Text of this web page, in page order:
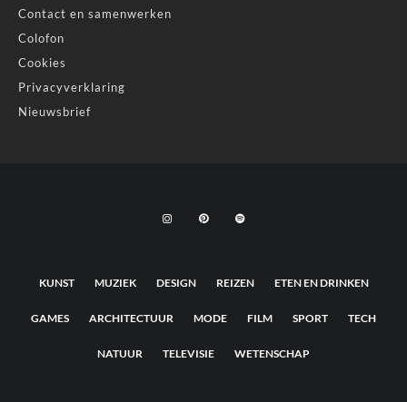
Contact en samenwerken
Colofon
Cookies
Privacyverklaring
Nieuwsbrief
KUNST MUZIEK DESIGN REIZEN ETEN EN DRINKEN
GAMES ARCHITECTUUR MODE FILM SPORT TECH
NATUUR TELEVISIE WETENSCHAP